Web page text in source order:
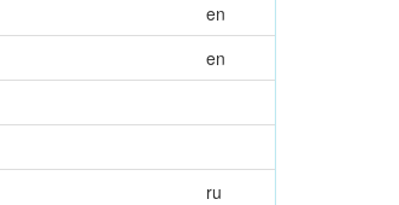
en
en
ru